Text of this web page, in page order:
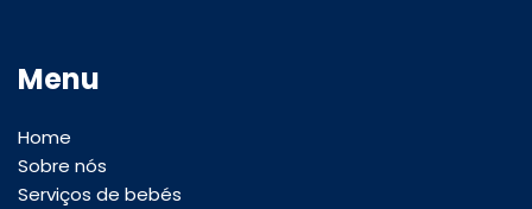
Menu
Home
Sobre nós
Serviços de bebés